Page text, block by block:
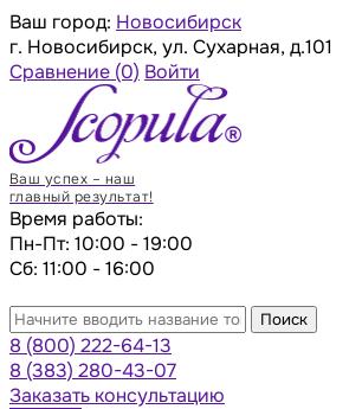
Ваш город: Новосибирск
г. Новосибирск, ул. Сухарная, д.101
Сравнение (0) Войти
Ваш успех – наш
главный результат!
Время работы:
Пн-Пт: 10:00 - 19:00
Сб: 11:00 - 16:00
Поиск
8 (800) 222-64-13
8 (383) 280-43-07
Заказать консультацию